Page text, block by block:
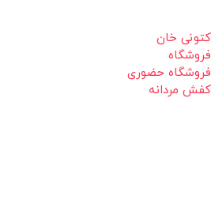
کتونی خان
فروشگاه
فروشگاه حضوری
کفش مردانه